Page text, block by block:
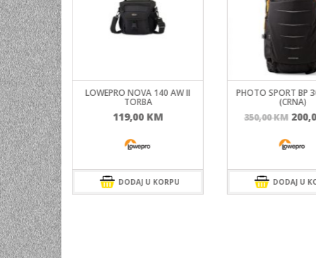
AW II LOWEPRO NOVA 140 AW II
TORBA
119,00 KM
DODAJ U KORPU
PHOTO SPORT BP
(CRNA)
350,00KM
bila
DODAJ U